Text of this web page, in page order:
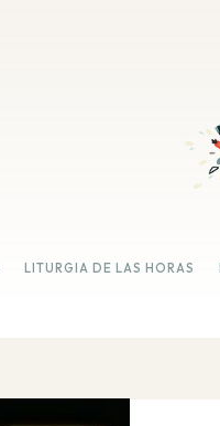
LITURGIA DE LAS HORAS